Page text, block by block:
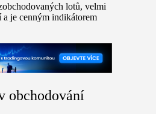
lotů, velmi
je cenným indikátorem
obchodování